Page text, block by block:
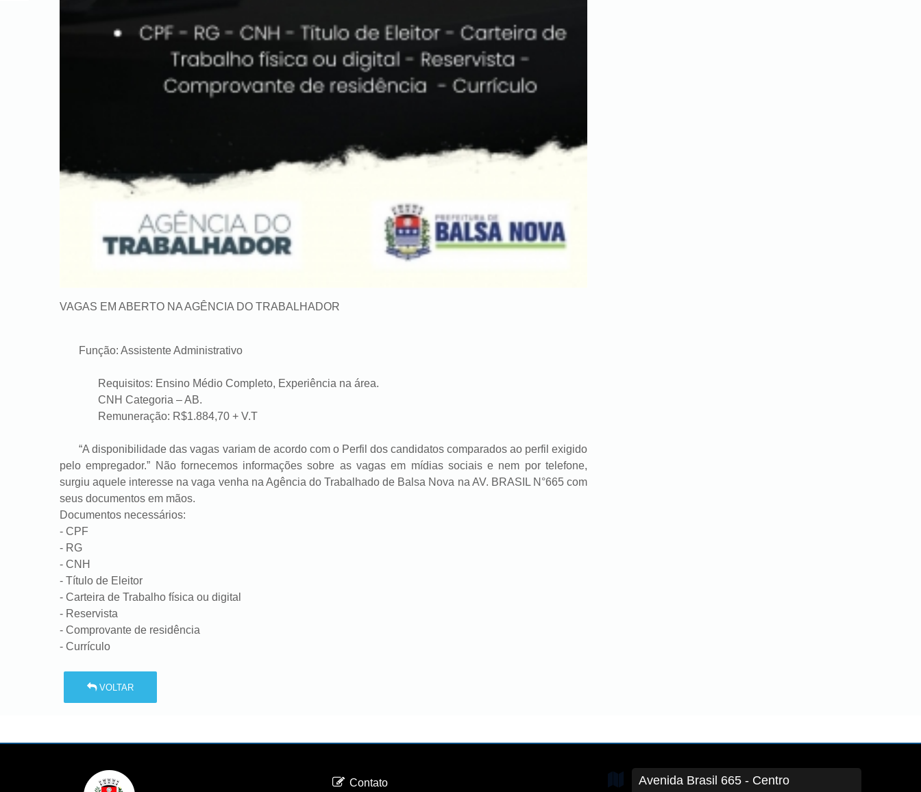
VAGAS EM ABERTO NA AGÊNCIA DO TRABALHADOR
Função: Assistente Administrativo
Requisitos: Ensino Médio Completo, Experiência na área.
CNH Categoria – AB.
Remuneração: R$1.884,70 + V.T
“A disponibilidade das vagas variam de acordo com o Perfil dos candidatos comparados ao perfil exigido
pelo empregador.” Não fornecemos informações sobre as vagas em mídias sociais e nem por telefone,
surgiu aquele interesse na vaga venha na Agência do Trabalhado de Balsa Nova na AV. BRASIL N°665 com
seus documentos em mãos.
Documentos necessários:
- CPF
- RG
- CNH
- Título de Eleitor
- Carteira de Trabalho física ou digital
- Reservista
- Comprovante de residência
- Currículo
VOLTAR
Contato Avenida Brasil 665 - Centro